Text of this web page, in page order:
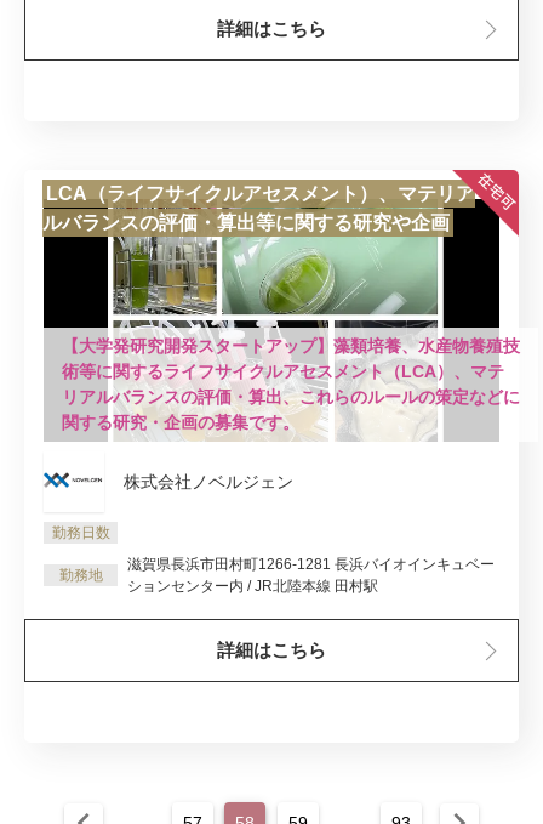
詳細はこちら
【大学発研究開発スタートアップ】藻類培養、水産物養殖技
術等に関するライフサイクルアセスメント（LCA）、マテ
リアルバランスの評価・算出、これらのルールの策定などに
関する研究・企画の募集です。
株式会社ノベルジェン
勤務日数
勤務地
滋賀県長浜市田村町1266-1281 長浜バイオインキュベー
ションセンター内 / JR北陸本線 田村駅
詳細はこちら
LCA（ライフサイクルアセスメント）、マテリア
ルバランスの評価・算出等に関する研究や企画